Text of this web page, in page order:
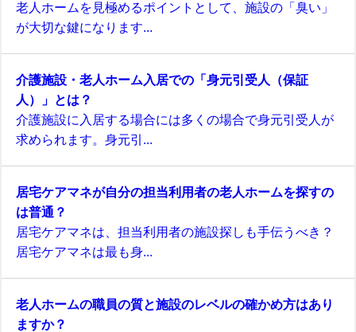
老人ホームを見極めるポイントとして、施設の「臭い」
が大切な鍵になります...
介護施設・老人ホーム入居での「身元引受人（保証
人）」とは？
介護施設に入居する場合には多くの場合で身元引受人が
求められます。身元引...
居宅ケアマネが自分の担当利用者の老人ホームを探すの
は普通？
居宅ケアマネは、担当利用者の施設探しも手伝うべき？
居宅ケアマネは最も身...
老人ホームの職員の質と施設のレベルの確かめ方はあり
ますか？